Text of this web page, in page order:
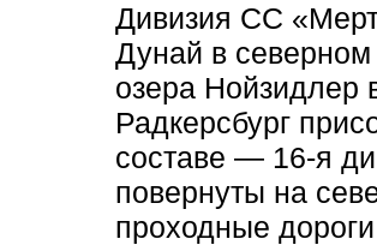
Дивизия СС
Дунай в
озера Нойзидлер
Радкерсбург
составе — 16-я
повернуты на
проходные